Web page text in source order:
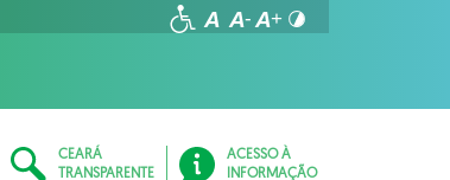
CEARÁ
TRANSPARENTE
ACESSO À
INFORMAÇÃO